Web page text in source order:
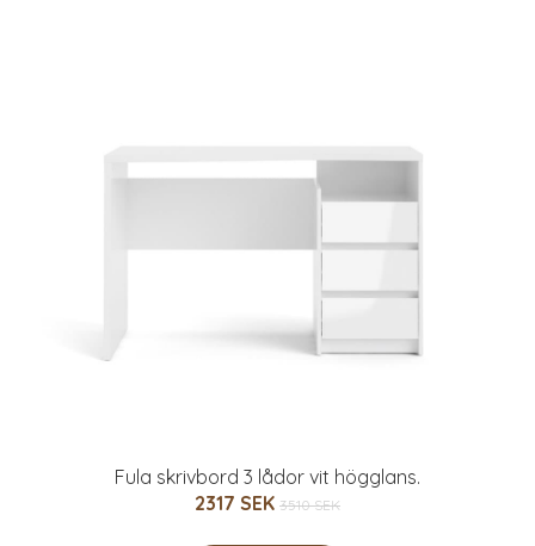
Fula skrivbord 3 lådor vit högglans.
2317 SEK 3510 SEK